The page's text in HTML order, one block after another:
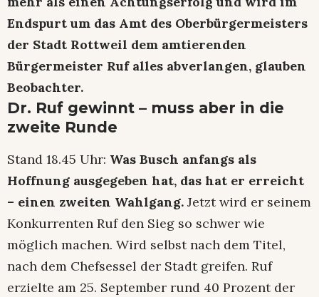
Endspurt um das Amt des Oberbürgermeisters
der Stadt Rottweil dem amtierenden
Bürgermeister Ruf alles abverlangen, glauben
Beobachter.
Dr. Ruf gewinnt – muss aber in die
zweite Runde
Stand 18.45 Uhr: Was Busch anfangs als
Hoffnung ausgegeben hat, das hat er erreicht
– einen zweiten Wahlgang. Jetzt wird er seinem
Konkurrenten Ruf den Sieg so schwer wie
möglich machen. Wird selbst nach dem Titel,
nach dem Chefsessel der Stadt greifen. Ruf
erzielte am 25. September rund 40 Prozent der